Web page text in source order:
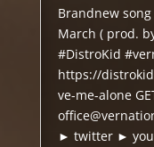
Brandnew
March ( prod.
#DistroKid
https://
ve-me-alone
► twitter ►